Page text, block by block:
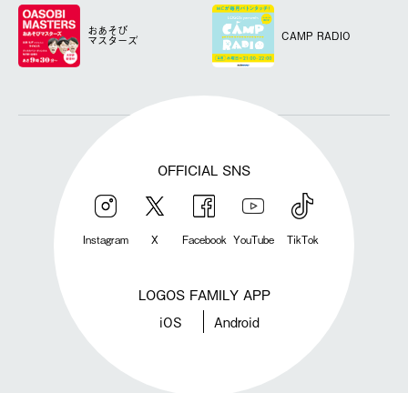
おあそび
マスターズ CAMP RADIO
OFFICIAL SNS
Instagram X Facebook YouTube TikTok
LOGOS FAMILY APP
iOS Android